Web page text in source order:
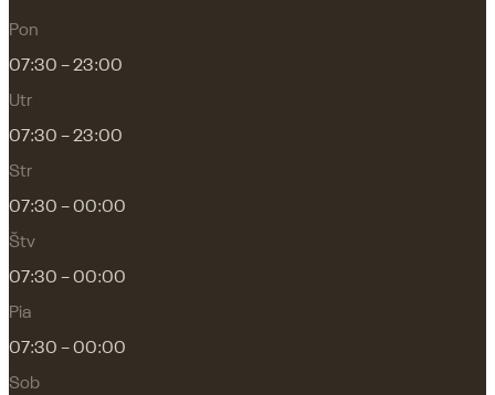
Pon
07:30 – 23:00
Utr
07:30 – 23:00
Str
07:30 – 00:00
Štv
07:30 – 00:00
Pia
07:30 – 00:00
Sob